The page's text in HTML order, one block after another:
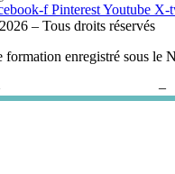
f PinterestYoutube X-
– Tous droits réservés
formation enregistré sous le
–